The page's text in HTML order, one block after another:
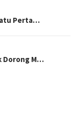
Perta…
Dorong M…